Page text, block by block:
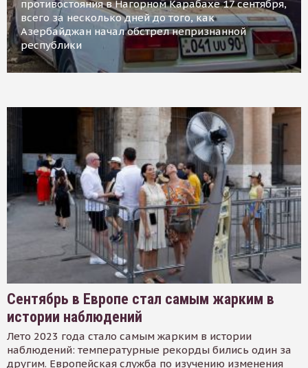
противостояния в Нагорном Карабахе 17 сентября,
всего за несколько дней до того, как
Азербайджан начал обстрел непризнанной
республики
Сентябрь в Европе стал самым жарким в
истории наблюдений
Лето 2023 года стало самым жарким в истории
наблюдений: температурные рекорды бились один за
другим. Европейская служба по изучению изменения